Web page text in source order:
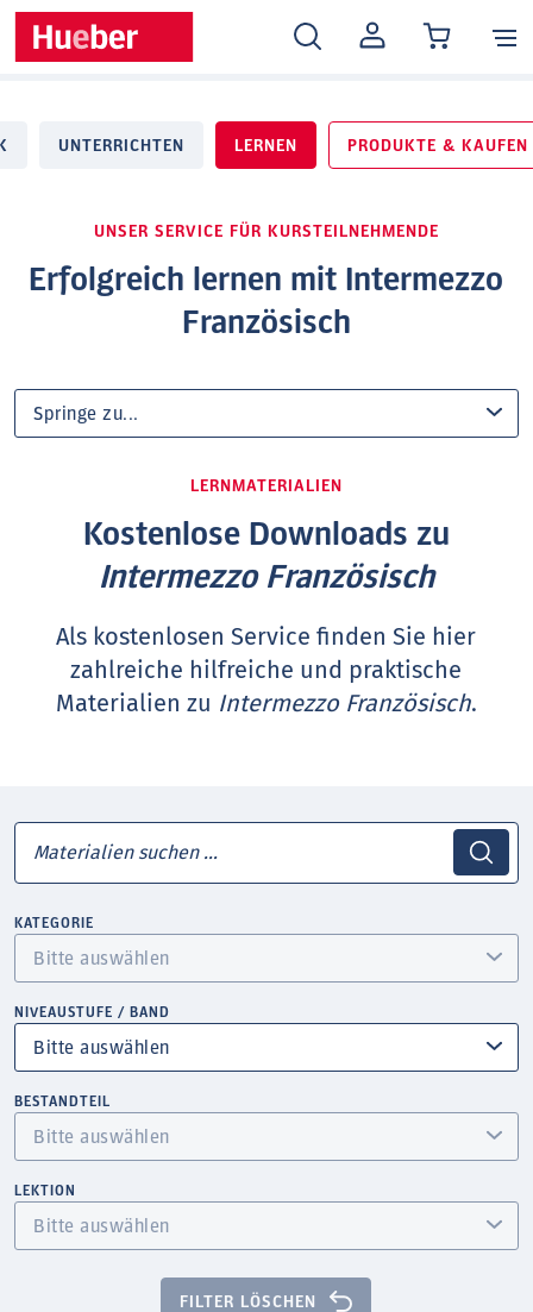
MEIN
KONTO
UNTERRICHTEN LERNEN PRODUKTE & KAUFEN
UNSER SERVICE FÜR KURSTEILNEHMENDE
Erfolgreich lernen mit Intermezzo
Französisch
LERNMATERIALIEN
Kostenlose Downloads zu
Intermezzo Französisch
Als kostenlosen Service finden Sie hier
zahlreiche hilfreiche und praktische
Materialien zu Intermezzo Französisch.
KATEGORIE
NIVEAUSTUFE / BAND
BESTANDTEIL
LEKTION
FILTER LÖSCHEN